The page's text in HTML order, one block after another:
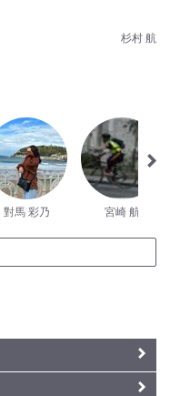
杉村 航
對馬 彩乃 宮崎 航